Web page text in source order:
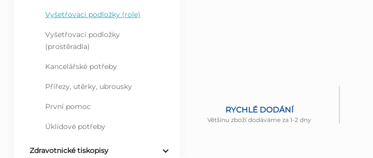
Vyšetřovací podložky (role)
Vyšetřovací podložky
(prostěradla)
Kancelářské potřeby
Přířezy, utěrky, ubrousky
První pomoc
Úklidové potřeby
Zdravotnické tiskopisy
RYCHLÉ DODÁNÍ
Většinu zboží dodáváme za 1-2 dny